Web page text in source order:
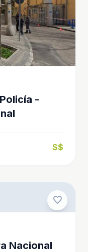
-
$$
favorite
Nacional